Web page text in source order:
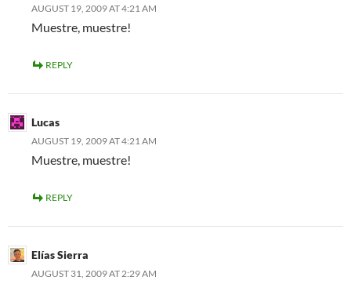
AUGUST 19, 2009 AT 4:21 AM
Muestre, muestre!
REPLY
Lucas
AUGUST 19, 2009 AT 4:21 AM
Muestre, muestre!
REPLY
Elías Sierra
AUGUST 31, 2009 AT 2:29 AM